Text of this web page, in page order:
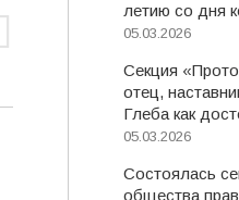
летию со дня
05.03.2026
Секция
отец,
Глеба как
05.03.2026
Состоялась
общества